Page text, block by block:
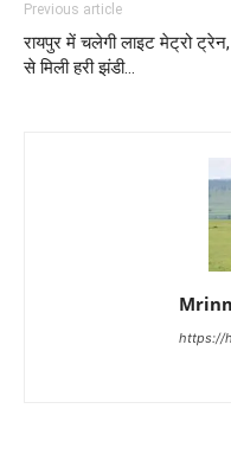
Previous article
रायपुर में चलेगी लाइट मेट्रो
से मिली हरी झंडी…
https://